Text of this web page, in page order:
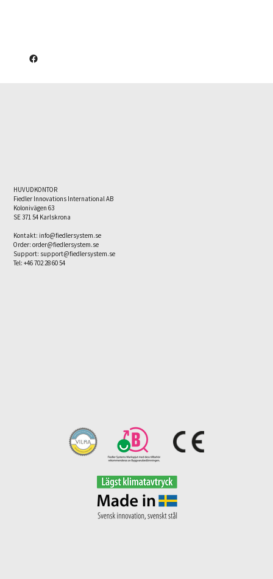
HUVUDKONTOR
Fiedler Innovations International AB
Kolonivägen 63
SE 371 54 Karlskrona
Kontakt: info@fiedlersystem.se
Order:order@fiedlersystem.se
Support: support@fiedlersystem.se
Tel: +46 702 28 60 54